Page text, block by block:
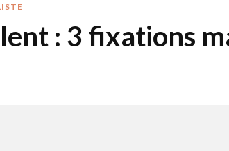
: 3 fixations